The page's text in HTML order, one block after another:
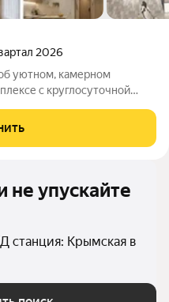
2026
уютном, камерном
с круглосуточной
предложение для Вас!
не упускайте
станция: Крымская в